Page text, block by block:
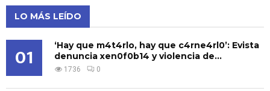
LO MÁS LEÍDO
01
‘Hay que m4t4rlo, hay que c4rne4rl0’: Evista
denuncia xen0f0b14 y violencia de...
1736 0